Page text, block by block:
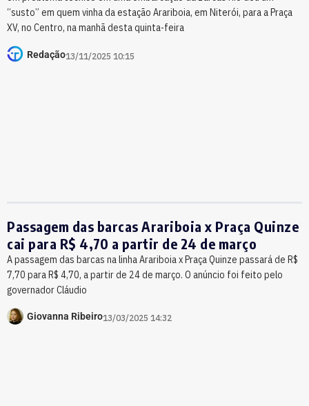
“susto” em quem vinha da estação Arariboia, em Niterói, para a Praça
XV, no Centro, na manhã desta quinta-feira
Redação13/11/2025 10:15
Passagem das barcas Arariboia x Praça Quinze
cai para R$ 4,70 a partir de 24 de março
A passagem das barcas na linha Arariboia x Praça Quinze passará de R$
7,70 para R$ 4,70, a partir de 24 de março. O anúncio foi feito pelo
governador Cláudio
Giovanna Ribeiro13/03/2025 14:32